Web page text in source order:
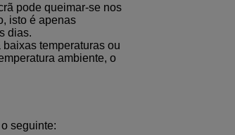
pode queimar-se nos
isto é apenas
dias.
temperaturas ou
ambiente, o
seguinte: